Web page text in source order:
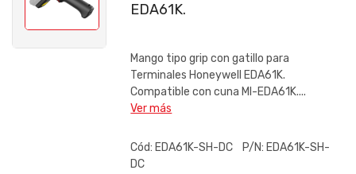
EDA61K.
Mango tipo grip con gatillo para
Terminales Honeywell EDA61K.
Compatible con cuna MI-EDA61K....
Ver más
Cód: EDA61K-SH-DC P/N: EDA61K-SH-
DC